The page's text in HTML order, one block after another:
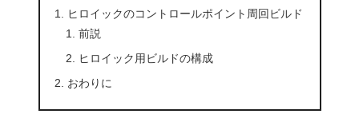
ヒロイックのコントロールポイント周回ビルド
前説
ヒロイック用ビルドの構成
おわりに